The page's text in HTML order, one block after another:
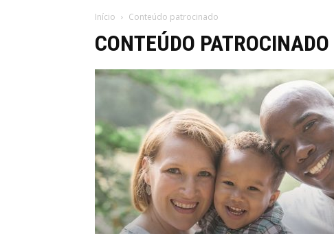
Início Conteúdo patrocinado
CONTEÚDO PATROCINADO